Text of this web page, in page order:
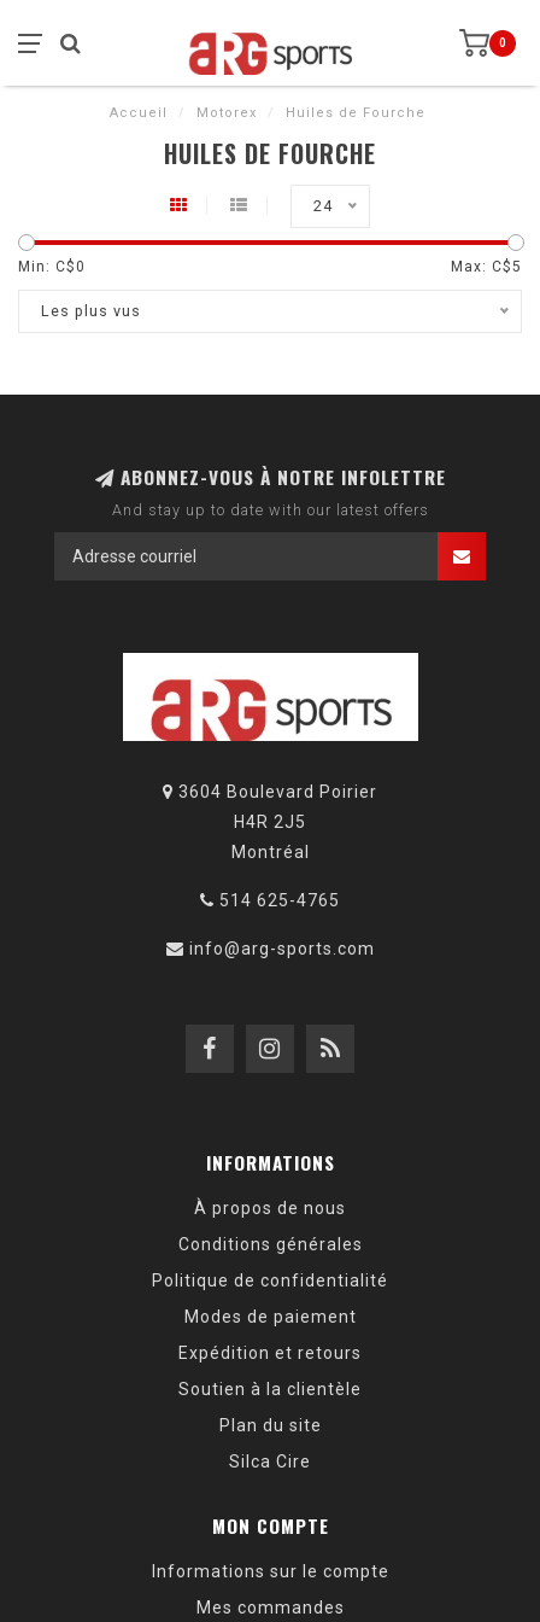
0
Accueil / Motorex / Huiles de Fourche
HUILES DE FOURCHE
24
Min: C$0 Max: C$5
Les plus vus
ABONNEZ-VOUS À NOTRE INFOLETTRE
And stay up to date with our latest offers
3604 Boulevard Poirier
H4R 2J5
Montréal
514 625-4765
info@arg-sports.com
INFORMATIONS
À propos de nous
Conditions générales
Politique de confidentialité
Modes de paiement
Expédition et retours
Soutien à la clientèle
Plan du site
Silca Cire
MON COMPTE
Informations sur le compte
Mes commandes